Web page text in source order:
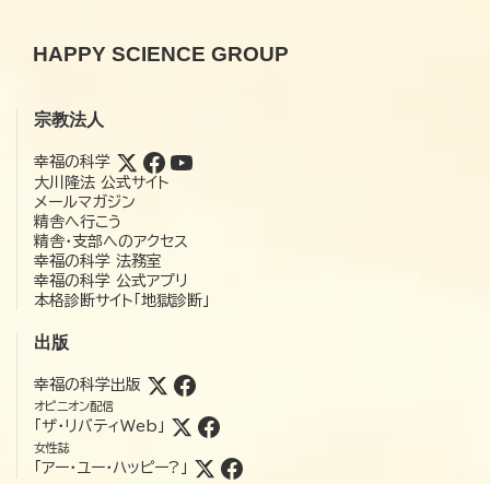
HAPPY SCIENCE GROUP
宗教法人
幸福の科学
大川隆法 公式サイト
メールマガジン
精舎へ行こう
精舎・支部へのアクセス
幸福の科学 法務室
幸福の科学 公式アプリ
本格診断サイト「地獄診断」
出版
幸福の科学出版
オピニオン配信
「ザ・リバティWeb」
女性誌
「アー・ユー・ハッピー?」